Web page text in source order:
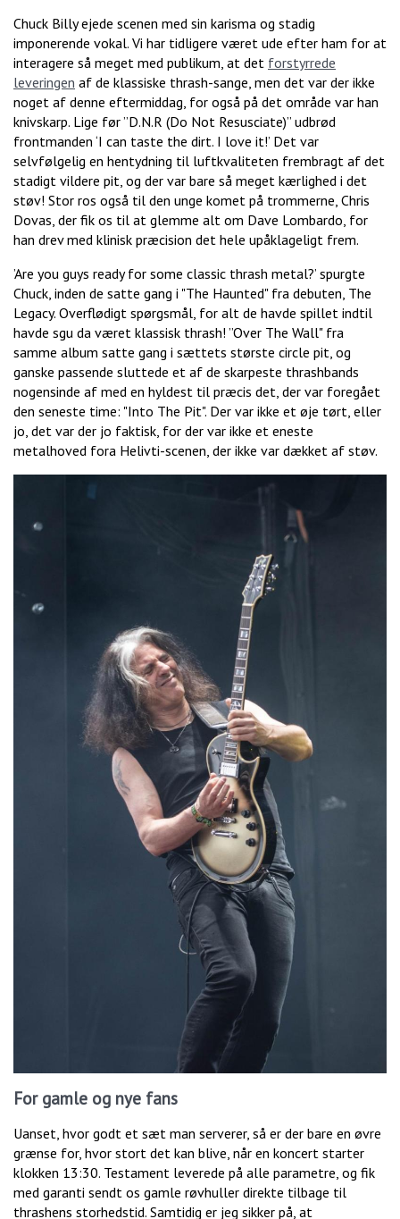
Chuck Billy ejede scenen med sin karisma og stadig
imponerende vokal. Vi har tidligere været ude efter ham for at
interagere så meget med publikum, at det forstyrrede
leveringen af de klassiske thrash-sange, men det var der ikke
noget af denne eftermiddag, for også på det område var han
knivskarp. Lige før ”D.N.R (Do Not Resusciate)” udbrød
frontmanden ‘I can taste the dirt. I love it!’ Det var
selvfølgelig en hentydning til luftkvaliteten frembragt af det
stadigt vildere pit, og der var bare så meget kærlighed i det
støv! Stor ros også til den unge komet på trommerne, Chris
Dovas, der fik os til at glemme alt om Dave Lombardo, for
han drev med klinisk præcision det hele upåklageligt frem.
’Are you guys ready for some classic thrash metal?’ spurgte
Chuck, inden de satte gang i "The Haunted" fra debuten, The
Legacy. Overflødigt spørgsmål, for alt de havde spillet indtil
havde sgu da været klassisk thrash! ”Over The Wall" fra
samme album satte gang i sættets største circle pit, og
ganske passende sluttede et af de skarpeste thrashbands
nogensinde af med en hyldest til præcis det, der var foregået
den seneste time: "Into The Pit". Der var ikke et øje tørt, eller
jo, det var der jo faktisk, for der var ikke et eneste
metalhoved fora Helivti-scenen, der ikke var dækket af støv.
For gamle og nye fans
Uanset, hvor godt et sæt man serverer, så er der bare en øvre
grænse for, hvor stort det kan blive, når en koncert starter
klokken 13:30. Testament leverede på alle parametre, og fik
med garanti sendt os gamle røvhuller direkte tilbage til
thrashens storhedstid. Samtidig er jeg sikker på, at